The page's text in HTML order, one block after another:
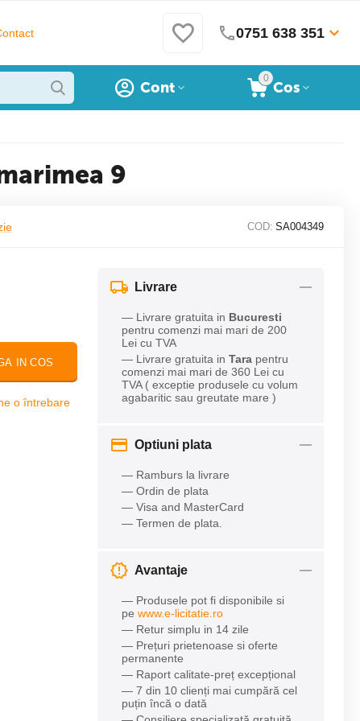
0751 638 351
0
Cos
Cont
9
COD: SA004349
IN COS
o întrebare
Livrare
— Livrare gratuita in Bucuresti
pentru comenzi mai mari de 200
Lei cu TVA
— Livrare gratuita in Tara pentru
comenzi mai mari de 360 Lei cu
TVA ( exceptie produsele cu volum
agabaritic sau greutate mare )
Optiuni plata
— Ramburs la livrare
— Ordin de plata
— Visa and MasterCard
— Termen de plata.
Avantaje
— Produsele pot fi disponibile si
pe www.e-licitatie.ro
— Retur simplu in 14 zile
— Prețuri prietenoase si oferte
permanente
— Raport calitate-preț excepțional
— 7 din 10 clienți mai cumpără cel
puțin încă o dată